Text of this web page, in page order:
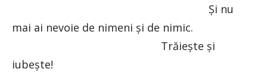
Și nu
mai ai nevoie de nimeni și de nimic.
Trăiește și
iubește!